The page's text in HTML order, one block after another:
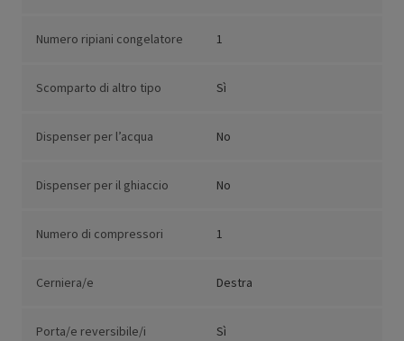
Numero ripiani congelatore 1
Scomparto di altro tipo Sì
Dispenser per l’acqua No
Dispenser per il ghiaccio No
Numero di compressori 1
Cerniera/e Destra
Porta/e reversibile/i Sì